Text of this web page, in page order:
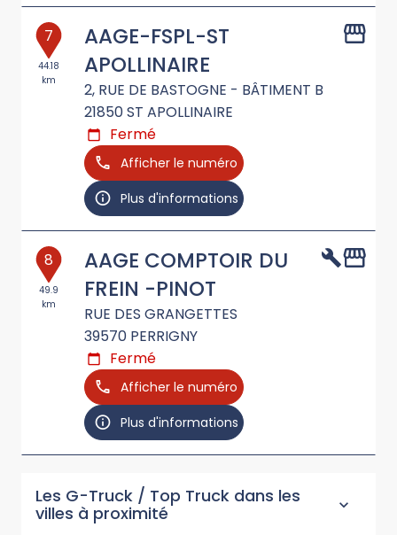
7
44.18
km
AAGE-FSPL-ST
APOLLINAIRE
2, RUE DE BASTOGNE - BÂTIMENT B
21850ST APOLLINAIRE
Fermé
Afficher le numéro
Plus d'informations
8
49.9
km
AAGE COMPTOIR DU
FREIN -PINOT
RUE DES GRANGETTES
39570 PERRIGNY
Fermé
Afficher le numéro
Plus d'informations
Les G-Truck / Top Truck dans les
villes à proximité